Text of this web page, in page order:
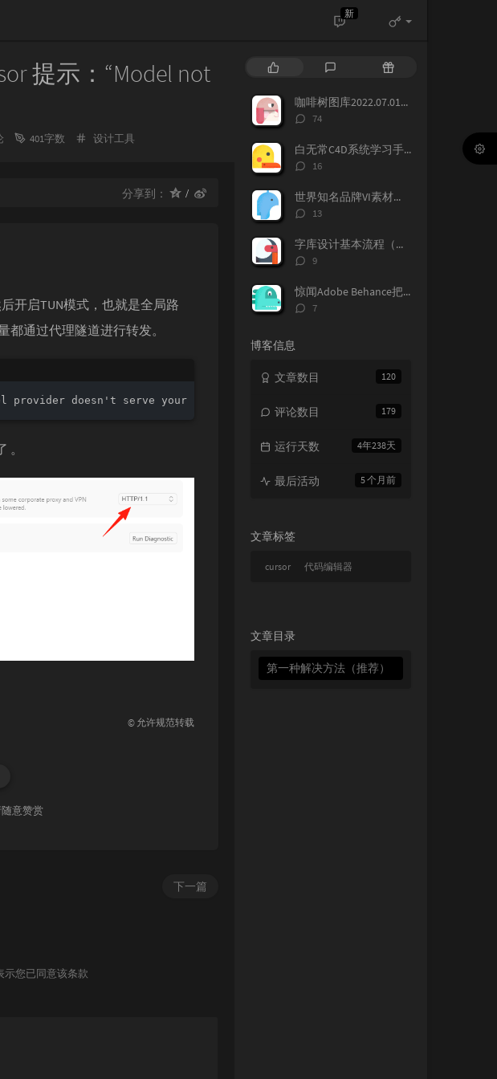
新
提示：“Model not
401字数
分
设计工具
分享到：
开启TUN模式，也就是全局路
都通过代理隧道进行转发。
provider doesn't serve your region. Visit **[https://docs.cursor.com/
。
© 允许规范转载
意赞赏
下一篇
示您已同意该条款
文
评
随
文咖啡树图库2022.07.01正版免费分享下载
评
数：
74
白无常C4D系统学习手册（含视频教学+源文件，课程文件）免费下载学习
评
数：
16
世界知名品牌VI素材资料，在线下载，各大知名品牌历年的VI记录都存在这上面，
评
数：
13
字库设计基本流程（含字表下载），如何设计一款字库，字体标准流程，字表整理
评
数：
9
惊闻Adobe Behance把国区所有的账号都封了，提示您无权访问本产品，下面我来告诉大家如何做，找回你的作品！找回behance账号，恢复behance老账号数据。
评
7
博客信息
120
文章数目
179
评论数目
4年238天
运行天数
5 个月前
最后活动
文章标签
cursor 代码编辑器
文章目录
第一种解决方法（推荐）